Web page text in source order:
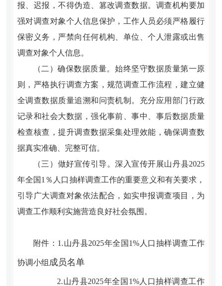
报、迟报，不得伪造、篡改调查数据。调查机构要加
强对调查对象个人信息保护，工作人员必须严格履行
保密义务，严禁向任何机构、单位、个人泄露或出售
调查对象个人信息。
（二）确保数据质量。 始终坚守数据质量第一原
则，严格执行调查方案，规范调查工作流程，建立健
全调查数据质量追溯和问责机制。充分应用部门行政
记录和社会大数据，强化事前、事中、事后数据质量
检查核查，提升调查数据采集处理效能，确保调查数
据真实准确、完整可信。
（三）做好宣传引导。深入宣传开展山丹县2025
年全国 1 ％人口抽样调查工作的重要意义和有关要求，
引导广大调查对象依法配合，如实申报调查项目，为
调查工作顺利实施营造良好社会氛围。
附件： 1.山丹县2025年全国 1% 人口抽样调查工作
协调小组 成员名单
2.山丹县2025年全国 1%人口抽样调查工作